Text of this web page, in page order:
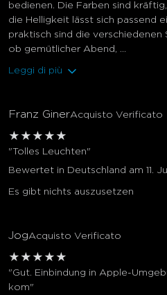
bedienen. Die Farben sind
die Helligkeit lässt sich passend
praktisch sind die verschiedenen
ob gemütlicher Abend, ...
Leggi di più
Franz GinerAcquisto Verificato
★ ★ ★ ★ ★
"Tolles Leuchten"
Bewertet in Deutschland am 11.
Es gibt nichts auszusetzen
JogAcquisto Verificato
★ ★ ★ ★ ★
"Gut. Einbindung in Apple-
kom"